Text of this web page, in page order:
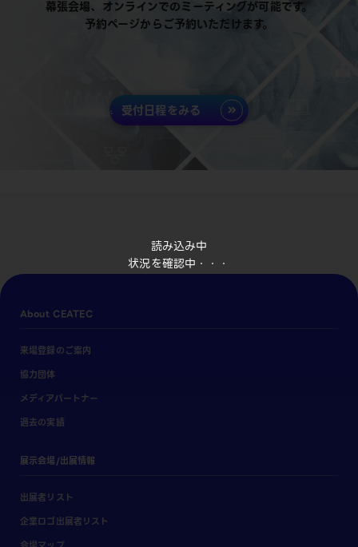
読み込み中
状況を確認中・・・
幕張会場、オンラインでのミーティングが可能です。
予約ページからご予約いただけます。
受付日程をみる
About CEATEC
来場登録のご案内
協力団体
メディアパートナー
過去の実績
展示会場/出展情報
出展者リスト
企業ロゴ出展者リスト